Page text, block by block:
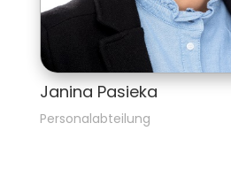
Janina Pasieka
Personalabteilung